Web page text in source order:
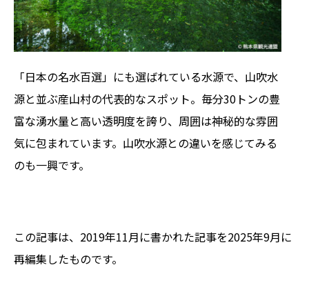
「日本の名水百選」にも選ばれている水源で、山吹水
源と並ぶ産山村の代表的なスポット。毎分30トンの豊
富な湧水量と高い透明度を誇り、周囲は神秘的な雰囲
気に包まれています。山吹水源との違いを感じてみる
のも一興です。
この記事は、2019年11月に書かれた記事を2025年9月に
再編集したものです。